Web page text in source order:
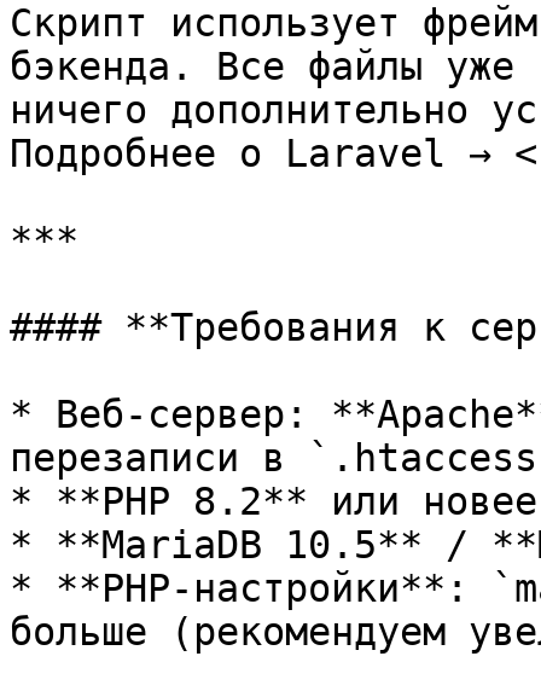
Скрипт использует
бэкенда. Все файлы уже
ничего дополнительно
Подробнее о Laravel
***
#### **Требования к
* Веб-сервер:
перезаписи в
* **PHP 8.2** или
* **MariaDB 10.5** /
* **PHP-настройки**:
больше (рекомендуем